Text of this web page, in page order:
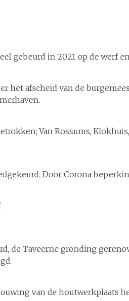
gebeurd in 2021 op de werf
het afscheid van de
Van Rossums,
Door Corona
de Taveerne gronding
van de houtwerkplaats